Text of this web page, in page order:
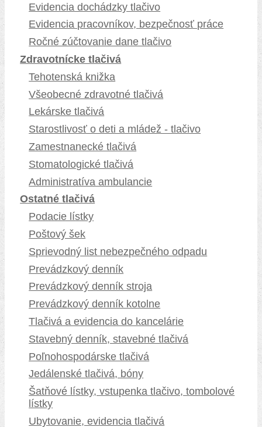
Evidencia dochádzky tlačivo
Evidencia pracovníkov, bezpečnosť práce
Ročné zúčtovanie dane tlačivo
Zdravotnícke tlačivá
Tehotenská knižka
Všeobecné zdravotné tlačivá
Lekárske tlačivá
Starostlivosť o deti a mládež - tlačivo
Zamestnanecké tlačivá
Stomatologické tlačivá
Administratíva ambulancie
Ostatné tlačivá
Podacie lístky
Poštový šek
Sprievodný list nebezpečného odpadu
Prevádzkový denník
Prevádzkový denník stroja
Prevádzkový denník kotolne
Tlačivá a evidencia do kancelárie
Stavebný denník, stavebné tlačivá
Poľnohospodárske tlačivá
Jedálenské tlačivá, bóny
Šatňové lístky, vstupenka tlačivo, tombolové
lístky
Ubytovanie, evidencia tlačivá